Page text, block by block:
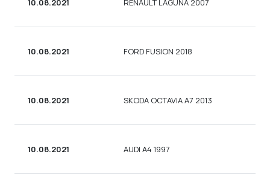
10.08.2021 RENAULT LAGUNA 2007
10.08.2021 FORD FUSION 2018
10.08.2021 SKODA OCTAVIA A7 2013
10.08.2021 AUDI A4 1997